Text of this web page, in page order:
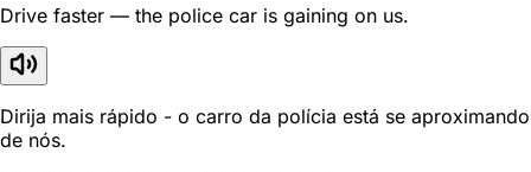
Drive faster — the police car is gaining on us.
Dirija mais rápido - o carro da polícia está se aproximando
de nós.